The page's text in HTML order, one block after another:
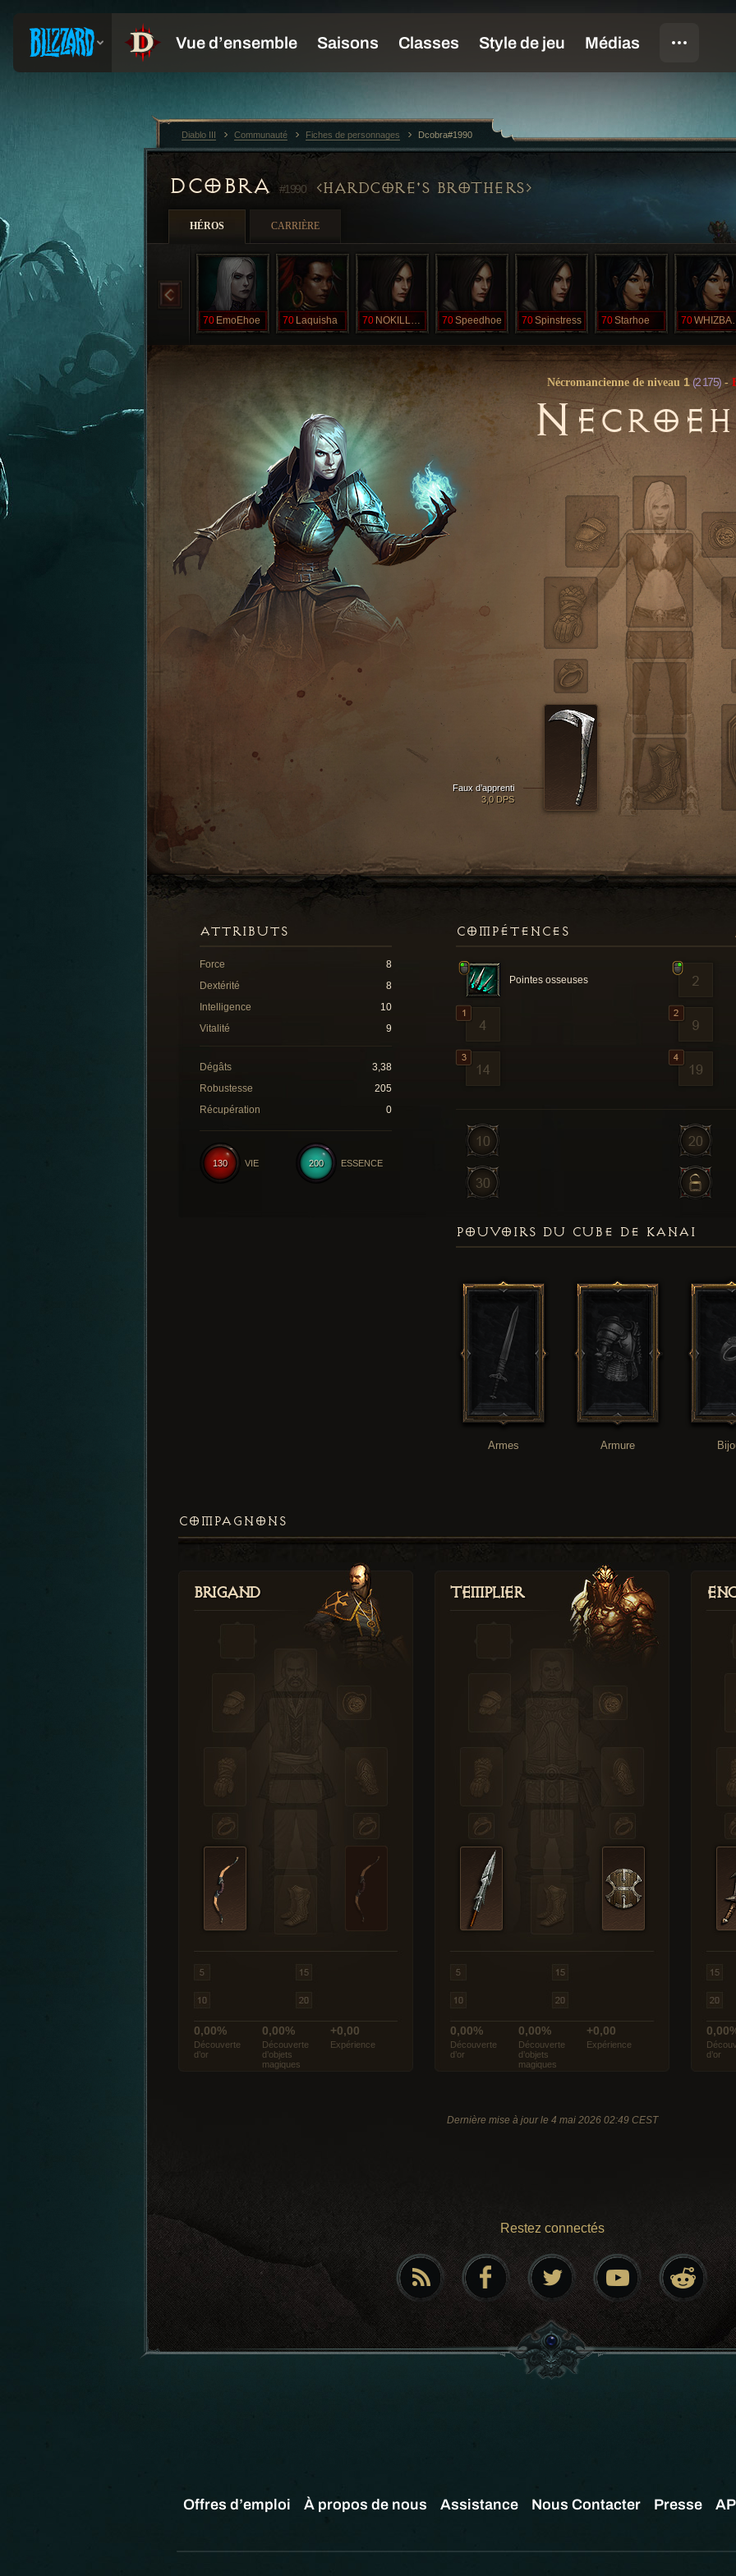
DCOBRA#1990 HARDCORE'S BROTHERS
HÉROS CARRIÈRE
70 EmoEhoe 70 Laquisha 70 NOKILLBLIZZ 70Speedhoe 70Spinstress 70Starhoe 70
Nécromancienne de niveau 1 (2 175) -
N
Faux d’apprenti
3,0 DPS
COMPÉTENCES
Pointes osseuses
ATTRIBUTS
Force
8
Dextérité
8
Intelligence
10
Vitalité
9
Dégâts
3,38
Robustesse
205
Récupération
0
200 ESSENCE
130 VIE
POUVOIRS DU CUBE DE KANAI
Armes Armure
COMPAGNONS
Brigand
0,00%
Découverte
d’or
0,00%
Découverte
d’objets
magiques
+0,00
Expérience
Templier
0,00%
Découverte
d’or
0,00%
Découverte
d’objets
magiques
+0,00
Expérience
d’or
Dernière mise à jour le 4 mai 2026 02:49 CEST
Restez connectés
Diablo III Communauté Fiches de personnages Dcobra#1990